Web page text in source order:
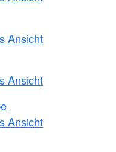
Ansicht
Ansicht
Ansicht